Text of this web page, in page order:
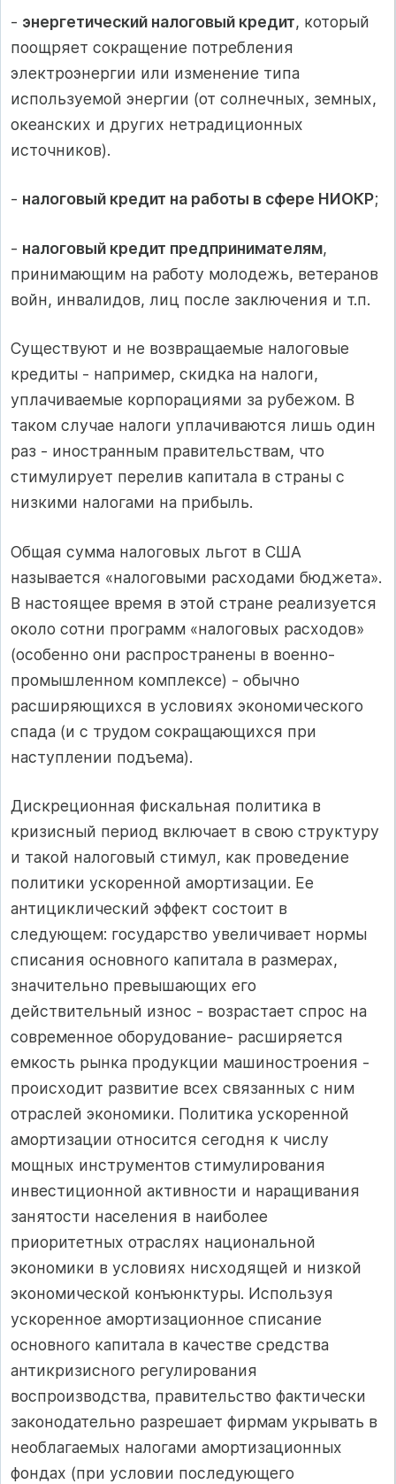
- энергетический налоговый кредит, который
поощряет сокращение потребления
электроэнергии или изменение типа
используемой энергии (от солнечных, земных,
океанских и других нетрадиционных
источников).
- налоговый кредит на работы в сфере НИОКР;
- налоговый кредит предпринимателям,
принимающим на работу молодежь, ветеранов
войн, инвалидов, лиц после заключения и т.п.
Существуют и не возвращаемые налоговые
кредиты - например, скидка на налоги,
уплачиваемые корпорациями за рубежом. В
таком случае налоги уплачиваются лишь один
раз - иностранным правительствам, что
стимулирует перелив капитала в страны с
низкими налогами на прибыль.
Общая сумма налоговых льгот в США
называется «налоговыми расходами бюджета».
В настоящее время в этой стране реализуется
около сотни программ «налоговых расходов»
(особенно они распространены в военно-
промышленном комплексе) - обычно
расширяющихся в условиях экономического
спада (и с трудом сокращающихся при
наступлении подъема).
Дискреционная фискальная политика в
кризисный период включает в свою структуру
и такой налоговый стимул, как проведение
политики ускоренной амортизации. Ее
антициклический эффект состоит в
следующем: государство увеличивает нормы
списания основного капитала в размерах,
значительно превышающих его
действительный износ - возрастает спрос на
современное оборудование- расширяется
емкость рынка продукции машиностроения -
происходит развитие всех связанных с ним
отраслей экономики. Политика ускоренной
амортизации относится сегодня к числу
мощных инструментов стимулирования
инвестиционной активности и наращивания
занятости населения в наиболее
приоритетных отраслях национальной
экономики в условиях нисходящей и низкой
экономической конъюнктуры. Используя
ускоренное амортизационное списание
основного капитала в качестве средства
антикризисного регулирования
воспроизводства, правительство фактически
законодательно разрешает фирмам укрывать в
необлагаемых налогами амортизационных
фондах (при условии последующего